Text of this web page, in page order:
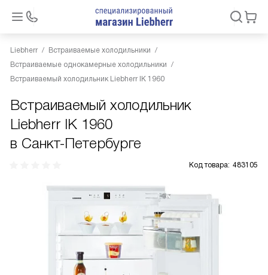
Liebherr
Встраиваемые холодильники
Встраиваемые однокамерные холодильники
Встраиваемый холодильник Liebherr IK 1960
Встраиваемый холодильник
Liebherr IK 1960
в Санкт-Петербурге
Код товара: 483105